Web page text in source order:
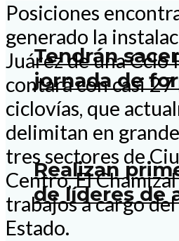
Tendrán
jornada de
Realizan
de líderes de
Posiciones
generado la
Juárez de una Cclo
contará con casi
ciclovías, que
delimitan en
tres sectores de
Centro, El
trabajos a cargo
Estado.